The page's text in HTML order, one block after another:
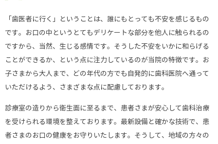
「歯医者に行く」ということは、誰にもとっても不安を感じるもの
です。お口の中というとてもデリケートな部分を他人に触られるの
ですから、当然、生じる感情です。そうした不安をいかに和らげる
ことができるか、という点に注力しているのが当院の特徴です。お
子さまから大人まで、どの年代の方でも自発的に歯科医院へ通って
いただけるよう、さまざまな点に配慮しております。
診療室の造りから衛生面に至るまで、患者さまが安心して歯科治療
を受けられる環境を整えております。最新設備と確かな技術で、患
者さまのお口の健康をお守りいたします。そうして、地域の方々の